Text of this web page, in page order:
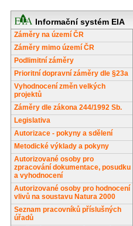
Informační systém EIA
Záměry na území ČR
Záměry mimo území ČR
Podlimitní záměry
Prioritní dopravní záměry dle §23a
Vyhodnocení změn velkých
projektů
Záměry dle zákona 244/1992 Sb.
Legislativa
Autorizace - pokyny a sdělení
Metodické výklady a pokyny
Autorizované osoby pro
zpracování dokumentace, posudku
a vyhodnocení
Autorizované osoby pro hodnocení
vlivů na soustavu Natura 2000
Seznam pracovníků příslušných
úřadů